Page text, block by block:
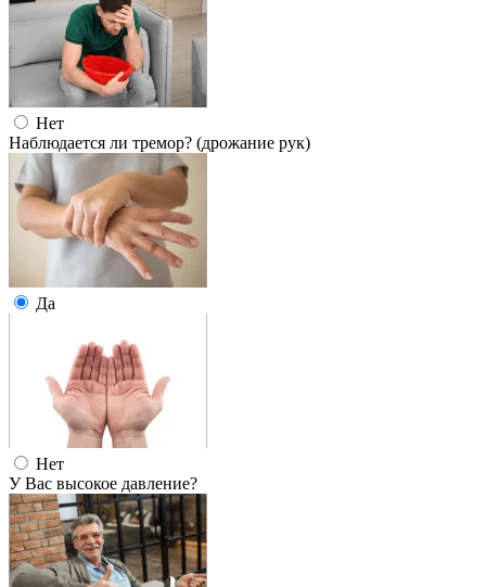
Нет
Наблюдается ли тремор? (дрожание рук)
Да
Нет
У Вас высокое давление?